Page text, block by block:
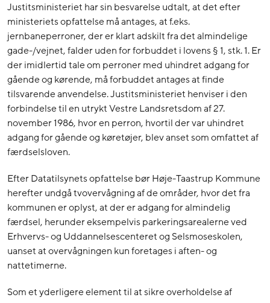
Justitsministeriet har sin besvarelse udtalt, at det efter
ministeriets opfattelse må antages, at f.eks.
jernbaneperroner, der er klart adskilt fra det almindelige
gade-/vejnet, falder uden for forbuddet i lovens § 1, stk. 1. Er
der imidlertid tale om perroner med uhindret adgang for
gående og kørende, må forbuddet antages at finde
tilsvarende anvendelse. Justitsministeriet henviser i den
forbindelse til en utrykt Vestre Landsretsdom af 27.
november 1986, hvor en perron, hvortil der var uhindret
adgang for gående og køretøjer, blev anset som omfattet af
færdselsloven.
Efter Datatilsynets opfattelse bør Høje-Taastrup Kommune
herefter undgå tvovervågning af de områder, hvor det fra
kommunen er oplyst, at der er adgang for almindelig
færdsel, herunder eksempelvis parkeringsarealerne ved
Erhvervs- og Uddannelsescenteret og Selsmoseskolen,
uanset at overvågningen kun foretages i aften- og
nattetimerne.
Som et yderligere element til at sikre overholdelse af